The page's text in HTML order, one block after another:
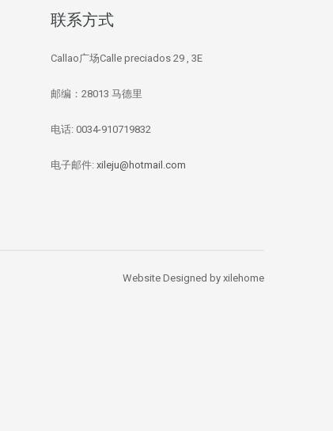
：西班牙投资移
总量居榜首
【独家新闻/投资资
房价刷新记录：跌幅
联系方式
Callao广场Calle preciados 29 , 3E
邮编：28013 马德里
电话: 0034-910719832
电子邮件: xileju@hotmail.com
Website Designed by xilehome